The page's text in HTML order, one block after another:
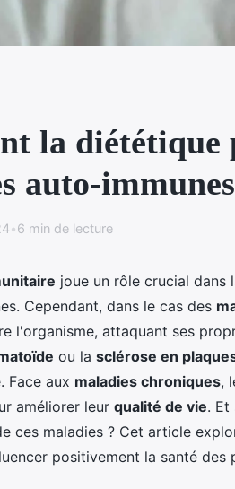
la diététique
auto-
•6 min de lecture
joue un rôle crucial
Cependant, dans le cas des
l'organisme, attaquant ses
ou la sclérose en
Face aux maladies chroniques,
améliorer leur qualité de vie. Et
ces maladies ? Cet article
positivement la santé